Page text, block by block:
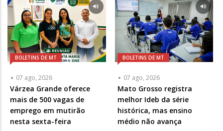
BOLETINS DE MT
07 ago, 2026
Várzea Grande oferece
mais de 500 vagas de
emprego em mutirão
nesta sexta-feira
BOLETINS DE MT
07 ago, 2026
Mato Grosso registra
melhor Ideb da série
histórica, mas ensino
médio não avança